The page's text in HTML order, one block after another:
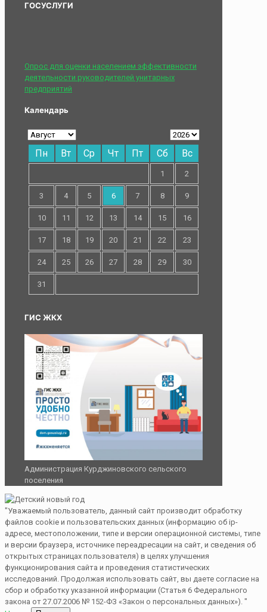
ГОСУСЛУГИ
Опрос для оценки населением эффективности
деятельности руководителей унитарных
предприятий
Календарь
Пн Вт Ср Чт Пт Сб Вс
1 2
3 4 5 6 7 8 9
10 11 12 13 14 15 16
17 18 19 20 21 22 23
24 25 26 27 28 29 30
31
ГИС ЖКХ
Администрация Курджиновского сельского
поселения
"Уважаемый пользователь, данный сайт производит обработку
файлов cookie и пользовательских данных (информацию об ip-
адресе, местоположении, типе и версии операционной системы, типе
и версии браузера, источнике переадресации на сайт, и сведения об
открытых страницах пользователя) в целях улучшения
функционирования сайта и проведения статистических
исследований. Продолжая использовать сайт, вы даете согласие на
сбор и обработку указанной информации (Статья 6 Федерального
закона от 27.07.2006 № 152-ФЗ «Закон о персональных данных»). "